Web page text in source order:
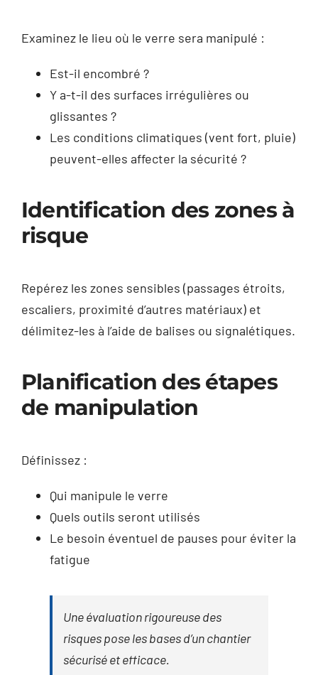
Examinez le lieu où le verre sera manipulé :
Est-il encombré ?
Y a-t-il des surfaces irrégulières ou
glissantes ?
Les conditions climatiques (vent fort, pluie)
peuvent-elles affecter la sécurité ?
Identification des zones à
risque
Repérez les zones sensibles (passages étroits,
escaliers, proximité d’autres matériaux) et
délimitez-les à l’aide de balises ou signalétiques.
Planification des étapes
de manipulation
Définissez :
Qui manipule le verre
Quels outils seront utilisés
Le besoin éventuel de pauses pour éviter la
fatigue
Une évaluation rigoureuse des
risques pose les bases d’un chantier
sécurisé et efficace.